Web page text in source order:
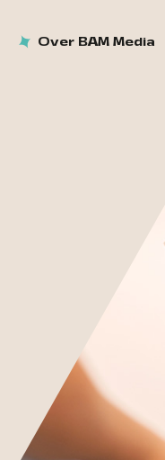
Over BAM Media